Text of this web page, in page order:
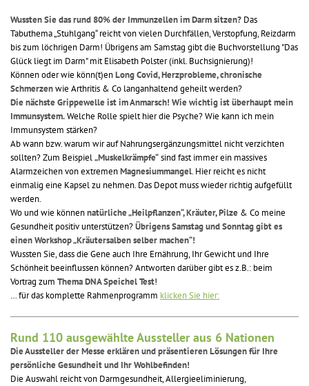
Wussten Sie das rund 80% der Immunzellen im Darm sitzen? Das
Tabuthema „Stuhlgang“ reicht von vielen Durchfällen, Verstopfung, Reizdarm
bis zum löchrigen Darm! Übrigens am Samstag gibt die Buchvorstellung "Das
Glück liegt im Darm" mit Elisabeth Polster (inkl. Buchsignierung)!
Können oder wie könn(t)enLong Covid, Herzprobleme, chronische
Schmerzenwie Arthritis & Co langanhaltend geheilt werden?
Die nächste Grippewelle ist im Anmarsch! Wie wichtig ist überhaupt mein
Immunsystem.Welche Rolle spielt hier die Psyche? Wie kann ich mein
Immunsystem stärken?
Ab wann bzw. warum wir auf Nahrungsergänzungsmittel nicht verzichten
sollten? Zum Beispiel„Muskelkrämpfe“sind fast immer ein massives
Alarmzeichen von extremenMagnesiummangel. Hier reicht es nicht
einmalig eine Kapsel zu nehmen. Das Depot muss wieder richtig aufgefüllt
werden.
Wo und wie könnennatürliche „Heilpflanzen“, Kräuter, Pilze & Co meine
Gesundheit positiv unterstützen?Übrigens Samstag und Sonntag gibt es
einen Workshop „Kräutersalben selber machen“!
Wussten Sie, dass die Gene auch Ihre Ernährung, Ihr Gewicht und Ihre
Schönheit beeinflussen können? Antworten darüber gibt es z.B.: beim
Vortrag zum Thema DNA Speichel Test!
… für das komplette Rahmenprogramm klicken Sie hier:
Rund 110 ausgewählte Aussteller aus 6 Nationen
Die Aussteller der Messe erklären und präsentieren Lösungen für Ihre
persönliche Gesundheit und Ihr Wohlbefinden!
Die Auswahl reicht von Darmgesundheit, Allergieeliminierung,